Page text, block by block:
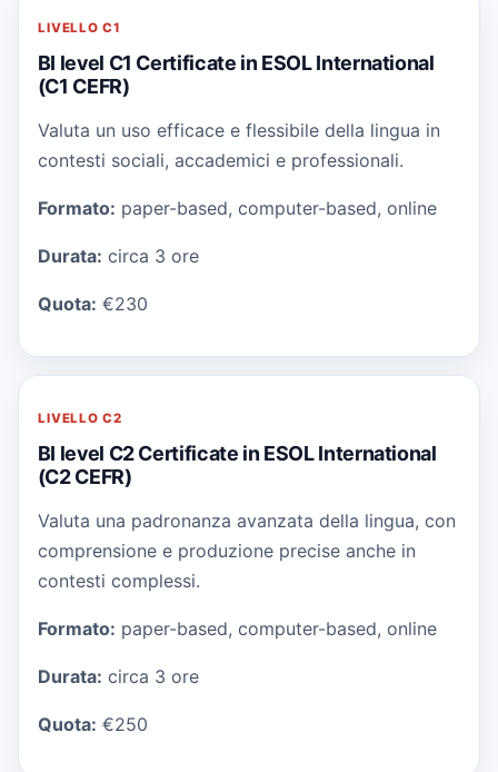
LIVELLOC1
BI level C1 Certificate in ESOL International
(C1 CEFR)
Valuta un uso efficace e flessibile della lingua in
contesti sociali, accademici e professionali.
Formato: paper-based, computer-based, online
Durata: circa 3 ore
Quota: €230
LIVELLOC2
BI level C2 Certificate in ESOL International
(C2 CEFR)
Valuta una padronanza avanzata della lingua, con
comprensione e produzione precise anche in
contesti complessi.
Formato: paper-based, computer-based, online
Durata: circa 3 ore
Quota: €250